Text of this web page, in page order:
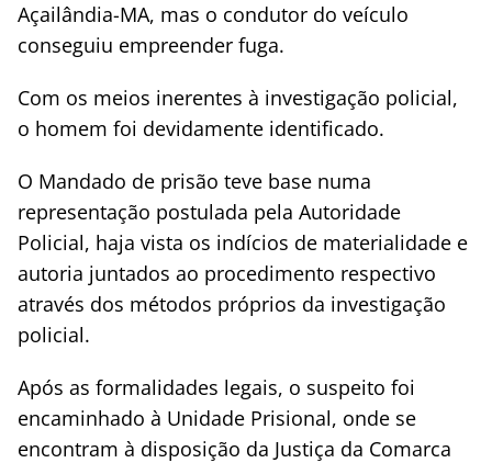
Açailândia-MA, mas o condutor do veículo
conseguiu empreender fuga.
Com os meios inerentes à investigação policial,
o homem foi devidamente identificado.
O Mandado de prisão teve base numa
representação postulada pela Autoridade
Policial, haja vista os indícios de materialidade e
autoria juntados ao procedimento respectivo
através dos métodos próprios da investigação
policial.
Após as formalidades legais, o suspeito foi
encaminhado à Unidade Prisional, onde se
encontram à disposição da Justiça da Comarca